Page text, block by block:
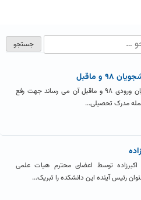
و ماقبل
به اطلاع کلیه دانشجویان ورودی ۹۸ و ماقبل آن می رساند جهت رفع
مدرک تحصیلی...
اکبرزاده توسط اعضای محترم هیات علمی
رئیس آینده این دانشکده را تبریک...